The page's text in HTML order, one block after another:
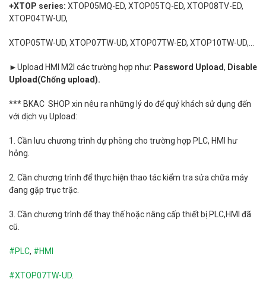
+XTOP series: XTOP05MQ-ED, XTOP05TQ-ED, XTOP08TV-ED,
XTOP04TW-UD,
XTOP05TW-UD, XTOP07TW-UD, XTOP07TW-ED, XTOP10TW-UD,...
►Upload HMI M2I các trường hợp như: Password Upload, Disable
Upload(Chống upload).
*** BKAC SHOP xin nêu ra những lý do để quý khách sử dụng đến
với dịch vụ Upload:
1. Cần lưu chương trình dự phòng cho trường hợp PLC, HMI hư
hỏng.
2. Cần chương trình để thực hiện thao tác kiểm tra sửa chữa máy
đang gặp trục trặc.
3. Cần chương trình để thay thế hoặc nâng cấp thiết bị PLC,HMI đã
cũ.
#PLC, #HMI
#XTOP07TW-UD